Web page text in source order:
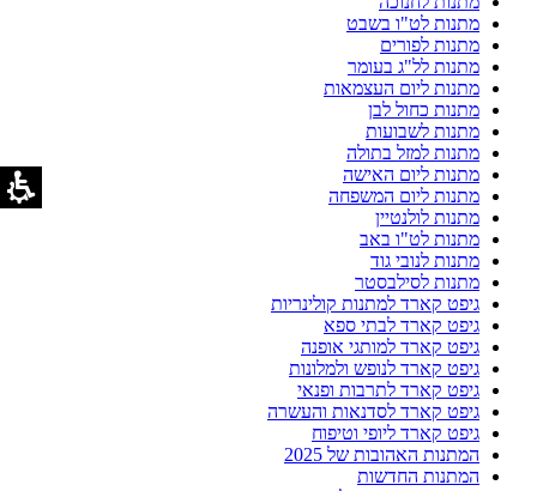
מתנות לט"ו בשבט
מתנות לפורים
מתנות לל"ג בעומר
מתנות ליום העצמאות
מתנות כחול לבן
מתנות לשבועות
מתנות למזל בתולה
מתנות ליום האישה
מתנות ליום המשפחה
מתנות לולנטיין
מתנות לט"ו באב
מתנות לנובי גוד
מתנות לסילבסטר
גיפט קארד למתנות קולינריות
גיפט קארד לבתי ספא
גיפט קארד למותגי אופנה
גיפט קארד לנופש ולמלונות
גיפט קארד לתרבות ופנאי
גיפט קארד לסדנאות והעשרה
גיפט קארד ליופי וטיפוח
המתנות האהובות של 2025
המתנות החדשות